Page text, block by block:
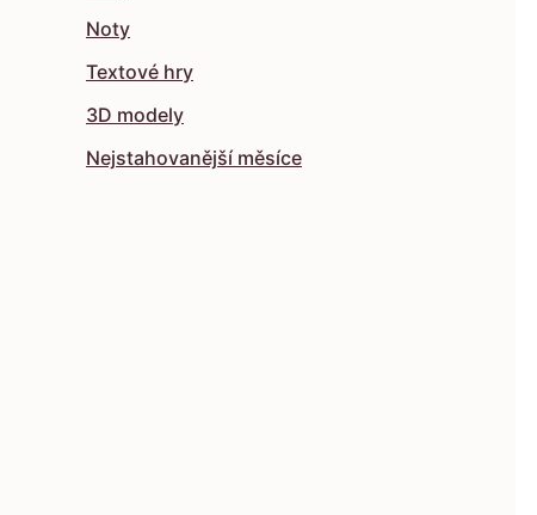
Noty
Textové hry
3D modely
Nejstahovanější měsíce